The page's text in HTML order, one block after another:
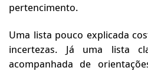
pertencimento.
Uma lista pouco explicada
incertezas. Já uma lista
acompanhada de